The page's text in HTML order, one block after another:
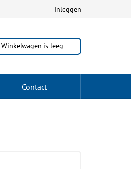
Inloggen
Winkelwagen is leeg
Contact